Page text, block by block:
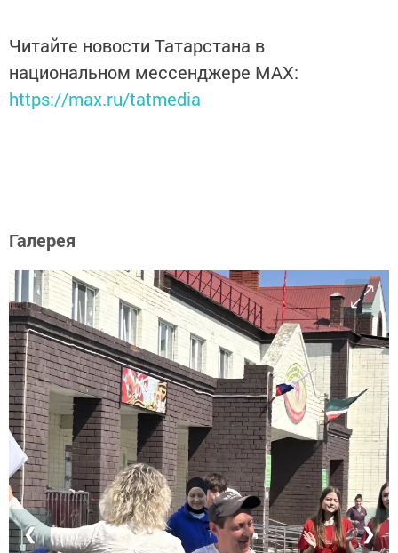
Читайте новости Татарстана в
национальном мессенджере MАХ:
https://max.ru/tatmedia
Галерея
❮ ❯